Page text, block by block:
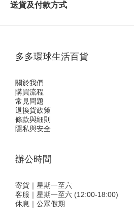
送貨及付款方式
多多環球生活百貨
關於我們
購買流程
常見問題
退換貨政策
條款與細則
隱私與安全
辦公時間
寄貨｜星期一至六
客服｜星期一至六 (12:00-18:00)
休息｜公眾假期